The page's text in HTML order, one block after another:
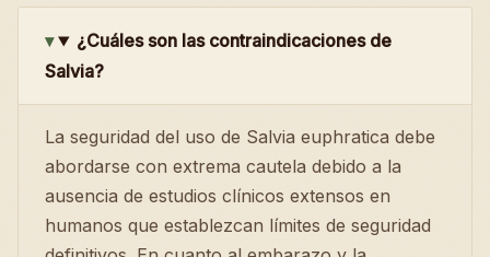
¿Cuáles son las contraindicaciones de
Salvia?
La seguridad del uso de Salvia euphratica debe
abordarse con extrema cautela debido a la
ausencia de estudios clínicos extensos en
humanos que establezcan límites de seguridad